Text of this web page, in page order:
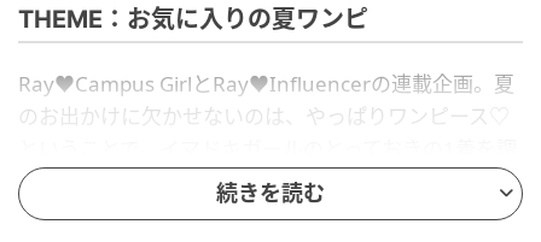
THEME：お気に入りの夏ワンピ
Ray♥Campus GirlとRay♥Influencerの連載企画。夏
のお出かけに欠かせないのは、やっぱりワンピース♡
査。
続きを読む